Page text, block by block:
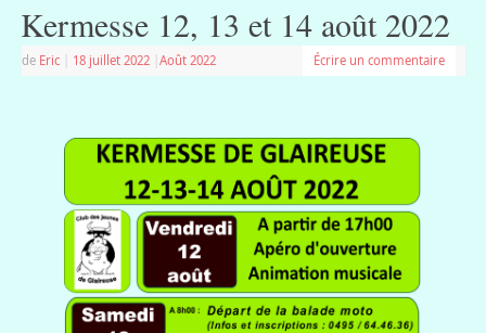
Kermesse 12, 13 et 14 août 2022
de Eric 18 juillet 2022 Août 2022 Écrire un commentaire